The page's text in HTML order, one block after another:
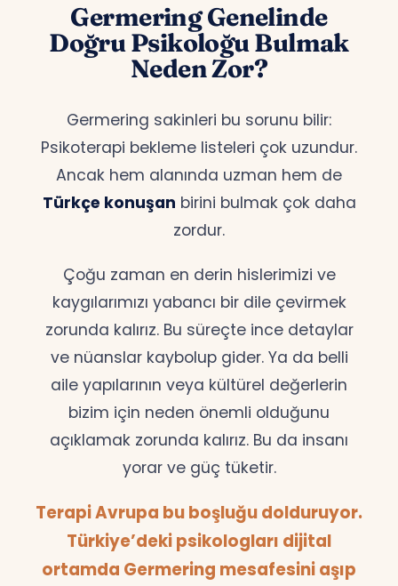
Germering Genelinde
Doğru Psikoloğu Bulmak
Neden Zor?
Germering sakinleri bu sorunu bilir:
Psikoterapi bekleme listeleri çok uzundur.
Ancak hem alanında uzman hem de
Türkçe konuşan birini bulmak çok daha
zordur.
Çoğu zaman en derin hislerimizi ve
kaygılarımızı yabancı bir dile çevirmek
zorunda kalırız. Bu süreçte ince detaylar
ve nüanslar kaybolup gider. Ya da belli
aile yapılarının veya kültürel değerlerin
bizim için neden önemli olduğunu
açıklamak zorunda kalırız. Bu da insanı
yorar ve güç tüketir.
Terapi Avrupa bu boşluğu dolduruyor.
Türkiye’deki psikologları dijital
ortamda Germering mesafesini aşıp